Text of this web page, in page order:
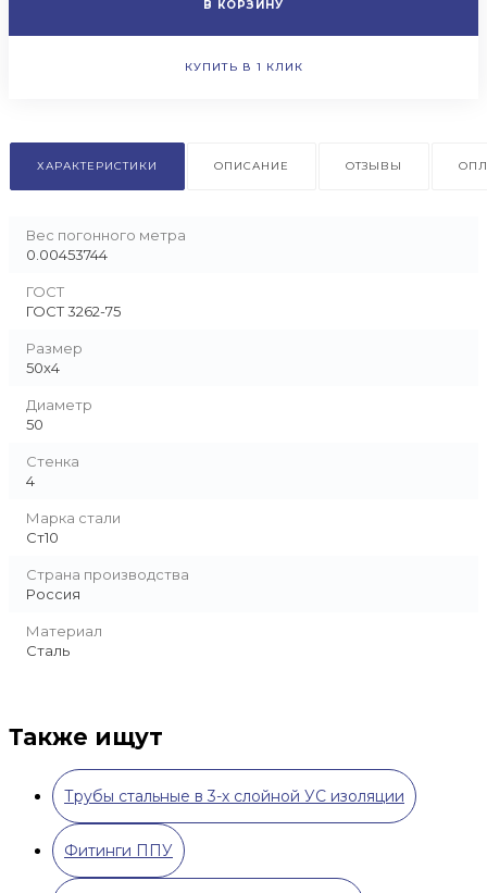
В КОРЗИНУ
КУПИТЬ В 1 КЛИК
ХАРАКТЕРИСТИКИ ОПИСАНИЕ ОТЗЫВЫ
Вес погонного метра
0.00453744
ГОСТ
ГОСТ 3262-75
Размер
50x4
Диаметр
50
Стенка
4
Марка стали
Ст10
Страна производства
Россия
Материал
Сталь
Также ищут
Трубы стальные в 3-х слойной УС изоляции
Фитинги ППУ